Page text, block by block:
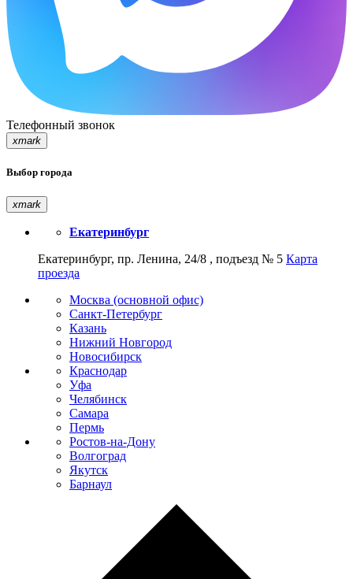
Телефонный звонок
xmark
Выбор города
xmark
Екатеринбург
Екатеринбург, пр. Ленина, 24/8 , подъезд № 5 Карта
проезда
Москва (основной офис)
Санкт-Петербург
Казань
Нижний Новгород
Новосибирск
Краснодар
Уфа
Челябинск
Самара
Пермь
Ростов-на-Дону
Волгоград
Якутск
Барнаул